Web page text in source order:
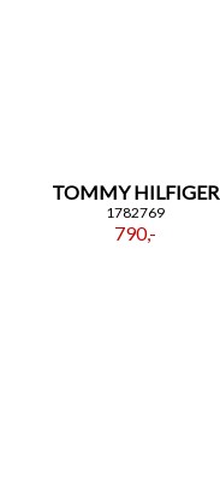
TOMMY HILFIGER
1782769
790,-